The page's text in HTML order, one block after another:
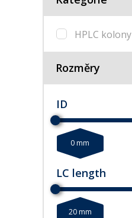
HPLC kolony
Rozměry
ID
0 mm
LC length
20 mm